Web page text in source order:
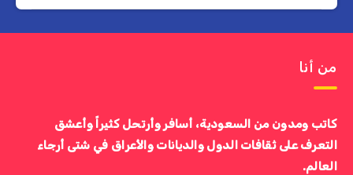
من أنا
كاتب ومدون من السعودية، أسافر وأرتحل كثيراً وأعشق
التعرف على ثقافات الدول والديانات والأعراق في شتى أرجاء
العالم.